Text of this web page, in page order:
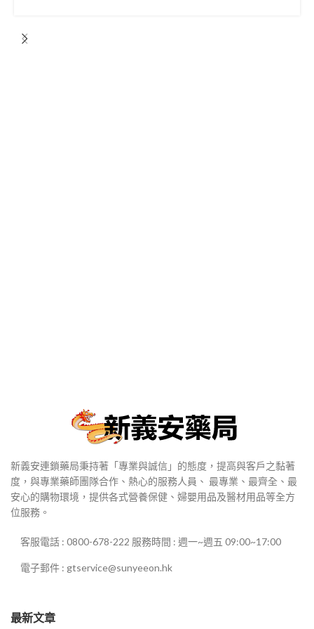
新義安連鎖藥局秉持著「專業與誠信」的態度，提高與客戶之黏著
度，與專業藥師團隊合作、熱心的服務人員、 最專業、最齊全、最
安心的購物環境，提供各式營養保健、婦嬰用品及醫材用品等全方
位服務。
客服電話 : 0800-678-222 服務時間 : 週一~週五 09:00~17:00
電子郵件 : gtservice@sunyeeon.hk
最新文章